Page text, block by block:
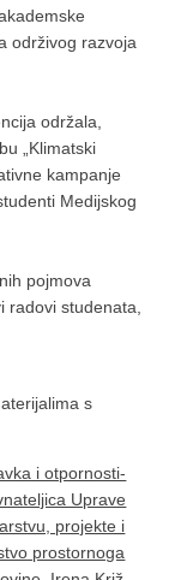
održivog razvoja
održala,
„Klimatski
kampanje
Medijskog
pojmova
radovi studenata,
s
i otpornosti-
Uprave
projekte i
prostornoga